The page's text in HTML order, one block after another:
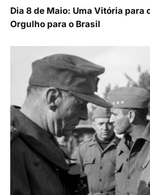
Dia 8 de Maio: Uma Vitória para
Orgulho para o Brasil